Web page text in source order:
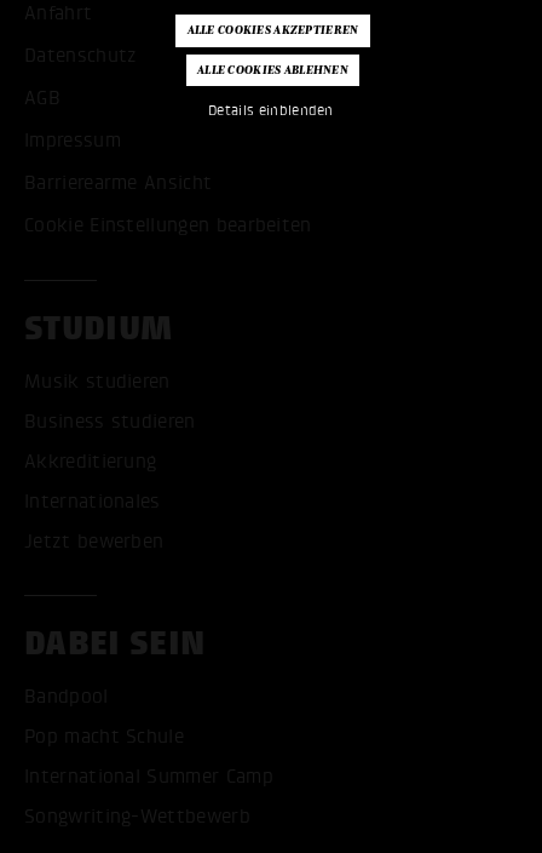
Details einblenden
Anfahrt
Datenschutz
AGB
Impressum
Barrierearme Ansicht
Cookie Einstellungen bearbeiten
STUDIUM
Musik studieren
Business studieren
Akkreditierung
Internationales
Jetzt bewerben
DABEI SEIN
Bandpool
Pop macht Schule
International Summer Camp
Songwriting-Wettbewerb